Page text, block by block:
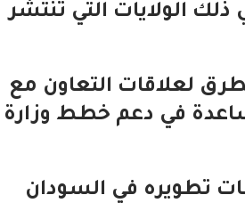
الولايات التي تنتشر
لعلاقات التعاون مع
في دعم خطط وزارة
تطويره في السودان